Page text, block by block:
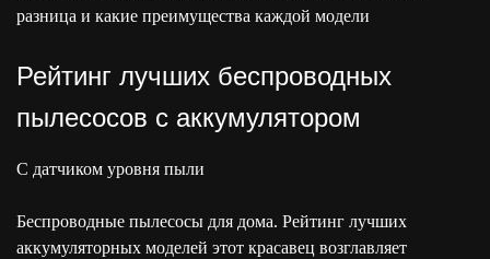
разница и какие преимущества каждой модели
Рейтинг лучших беспроводных
пылесосов с аккумулятором
С датчиком уровня пыли
Беспроводные пылесосы для дома. Рейтинг лучших
аккумуляторных моделей этот красавец возглавляет